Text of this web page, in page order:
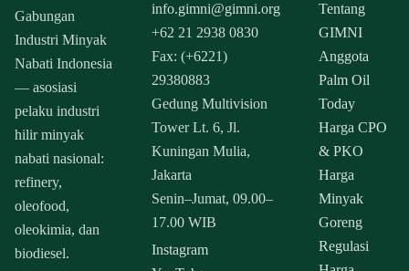
Gabungan
Industri Minyak
Nabati Indonesia
— asosiasi
pelaku industri
hilir minyak
nabati nasional:
refinery,
oleofood,
oleokimia, dan
biodiesel.
info.gimni@gimni.org
+62 21 2938 0830
Fax: (+6221)
29380883
Gedung Multivision
Tower Lt. 6, Jl.
Kuningan Mulia,
Jakarta
Senin–Jumat, 09.00–
17.00 WIB
Instagram
Tentang
GIMNI
Anggota
Palm Oil
Today
Harga CPO
& PKO
Harga
Minyak
Goreng
Regulasi